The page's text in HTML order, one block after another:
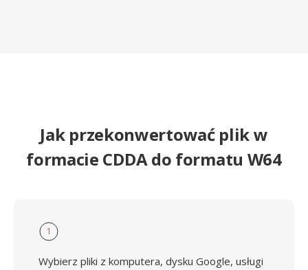
Jak przekonwertować plik w
formacie CDDA do formatu W64
1
Wybierz pliki z komputera, dysku Google, usługi